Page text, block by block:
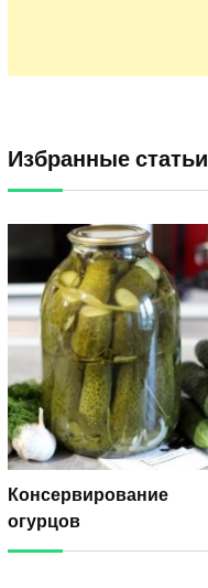
Избранные статьи
Консервирование
огурцов